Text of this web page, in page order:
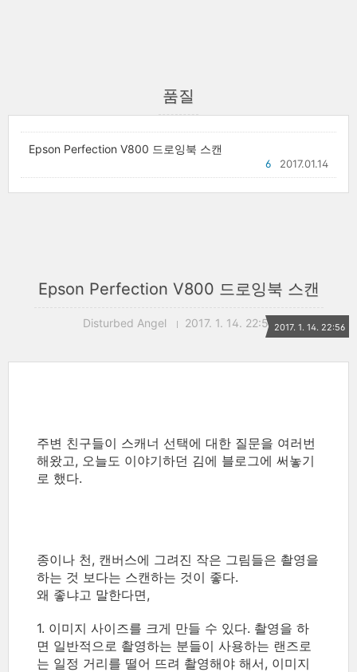
품질
Epson Perfection V800 드로잉북 스캔
2017.01.14
6
Epson Perfection V800 드로잉북 스캔
Disturbed Angel 2017. 1. 14. 22:56 2017. 1. 14. 22:56
주변 친구들이 스캐너 선택에 대한 질문을 여러번
해왔고, 오늘도 이야기하던 김에 블로그에 써놓기
로 했다.
종이나 천, 캔버스에 그려진 작은 그림들은 촬영을
하는 것 보다는 스캔하는 것이 좋다.
왜 좋냐고 말한다면,
1. 이미지 사이즈를 크게 만들 수 있다. 촬영을 하
면 일반적으로 촬영하는 분들이 사용하는 랜즈로
는 일정 거리를 떨어 뜨려 촬영해야 해서, 이미지